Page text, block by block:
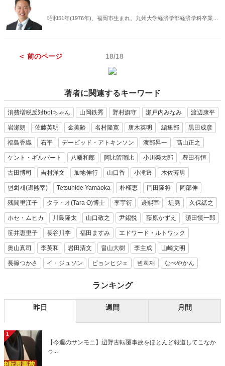
昭和51年(1976年)、福岡市生まれ。九州大学経済学部経済学科卒業。
られている石井陽子。著書に『やがてロシアの崩壊がはじまる』（ド
ニエプル出版, 2024年）がある他、イギリスにおいて出版された
『Free Nations, New States: The End Stage of Russian Colonialism』
＜ 前のページ 18/18
著者に関連するキーワード
消費増税反対botちゃん 山岡鉄秀 野村旗守 瀬戸内みなみ 渡辺康平
岩瀬朗 佐藤英明 金美齢 名村隆寛 唐木英明 編集部 黒田成彦
福島香織 石平 デービッド・アトキンソン 渡部昇一 髙山正之
ケント・ギルバート 八幡和郎 阿比留瑠比 小川榮太郎 豊田有恒
古田博司 吉村洋文 加地伸行 山口香 小滝透 木佐芳男
변희재(邊熙宰) Tetsuhide Yamaoka 朴槿恵 門田隆将 岡部伸
残間里江子 タラ・オ(Tara O)博士 李宇衍 邊熙宰 堤堯 久保絋之
ホセ・ムヒカ 川島隆太 山口敬之 尹錫悦 藤原かずえ 須田慎一郎
笹井恵里子 長谷川学 福田ますみ エドワード・ルトワック
奥山真司 李英和 岩田清文 畠山大樹 李主成 山崎文明
長篠つかさ イ・ジュソン ピョンヒジェ 변희재 なべやかん
ランキング
昨日 週間 月間
1
【今週のサンモニ】辺野古転覆事故をほとんど報道してこなか
っ...